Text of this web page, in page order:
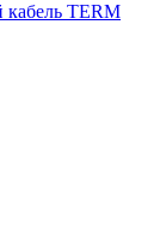
кабель TERM